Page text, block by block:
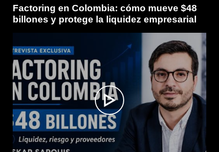
Factoring en Colombia: cómo mueve $48
billones y protege la liquidez empresarial